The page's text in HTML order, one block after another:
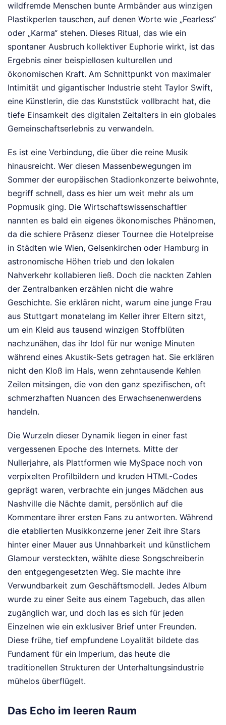
wildfremde Menschen bunte Armbänder aus winzigen
Plastikperlen tauschen, auf denen Worte wie „Fearless“
oder „Karma“ stehen. Dieses Ritual, das wie ein
spontaner Ausbruch kollektiver Euphorie wirkt, ist das
Ergebnis einer beispiellosen kulturellen und
ökonomischen Kraft. Am Schnittpunkt von maximaler
Intimität und gigantischer Industrie steht Taylor Swift,
eine Künstlerin, die das Kunststück vollbracht hat, die
tiefe Einsamkeit des digitalen Zeitalters in ein globales
Gemeinschaftserlebnis zu verwandeln.
Es ist eine Verbindung, die über die reine Musik
hinausreicht. Wer diesen Massenbewegungen im
Sommer der europäischen Stadionkonzerte beiwohnte,
begriff schnell, dass es hier um weit mehr als um
Popmusik ging. Die Wirtschaftswissenschaftler
nannten es bald ein eigenes ökonomisches Phänomen,
da die schiere Präsenz dieser Tournee die Hotelpreise
in Städten wie Wien, Gelsenkirchen oder Hamburg in
astronomische Höhen trieb und den lokalen
Nahverkehr kollabieren ließ. Doch die nackten Zahlen
der Zentralbanken erzählen nicht die wahre
Geschichte. Sie erklären nicht, warum eine junge Frau
aus Stuttgart monatelang im Keller ihrer Eltern sitzt,
um ein Kleid aus tausend winzigen Stoffblüten
nachzunähen, das ihr Idol für nur wenige Minuten
während eines Akustik-Sets getragen hat. Sie erklären
nicht den Kloß im Hals, wenn zehntausende Kehlen
Zeilen mitsingen, die von den ganz spezifischen, oft
schmerzhaften Nuancen des Erwachsenenwerdens
handeln.
Die Wurzeln dieser Dynamik liegen in einer fast
vergessenen Epoche des Internets. Mitte der
Nullerjahre, als Plattformen wie MySpace noch von
verpixelten Profilbildern und kruden HTML-Codes
geprägt waren, verbrachte ein junges Mädchen aus
Nashville die Nächte damit, persönlich auf die
Kommentare ihrer ersten Fans zu antworten. Während
die etablierten Musikkonzerne jener Zeit ihre Stars
hinter einer Mauer aus Unnahbarkeit und künstlichem
Glamour versteckten, wählte diese Songschreiberin
den entgegengesetzten Weg. Sie machte ihre
Verwundbarkeit zum Geschäftsmodell. Jedes Album
wurde zu einer Seite aus einem Tagebuch, das allen
zugänglich war, und doch las es sich für jeden
Einzelnen wie ein exklusiver Brief unter Freunden.
Diese frühe, tief empfundene Loyalität bildete das
Fundament für ein Imperium, das heute die
traditionellen Strukturen der Unterhaltungsindustrie
mühelos überflügelt.
Das Echo im leeren Raum